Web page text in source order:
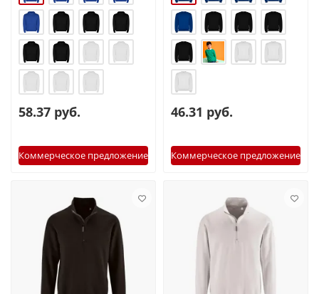
58.37 руб.
Коммерческое предложение
46.31 руб.
Коммерческое предложение